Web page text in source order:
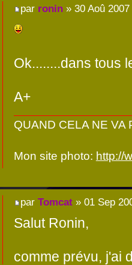
par ronin» 30 Aoû 2007
Ok........dans tous
A+
QUAND CELA NE VA
Mon site photo: http://
par Tomcat» 01 Sep
Salut Ronin,
comme prévu, j'ai